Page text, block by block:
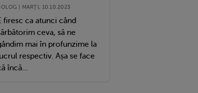
| MARŢI, 10.10.2023
firesc ca atunci când
ceva, să ne
mai în profunzime la
respectiv. Așa se face
încă...